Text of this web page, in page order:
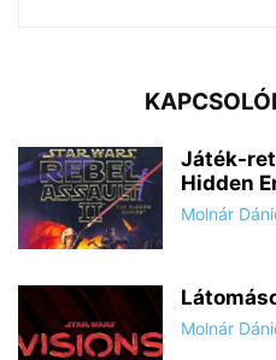
Játék-
Hidden
Molnár
Molnár